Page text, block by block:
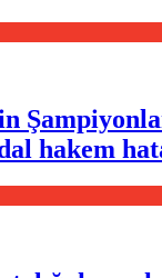
hakem